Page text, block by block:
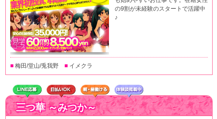
の9割が未経験のスタートで活躍中
♪
■梅田/堂山/兎我野 ■イメクラ
三つ華 ～みつか～